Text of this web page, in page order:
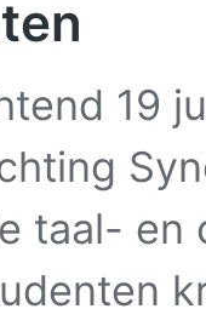
19
taal- en